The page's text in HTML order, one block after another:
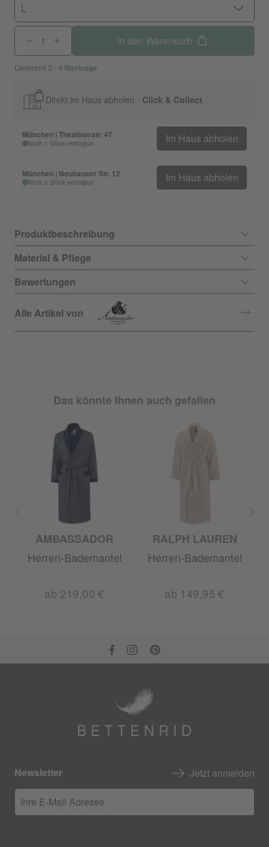
L
In den Warenkorb
Lieferzeit 2 - 4 Werktage
Direkt im Haus abholen - Click & Collect
München | Theatinerstr. 47
Noch 1 Stück verfügbar Im Haus abholen
München | Neuhauser Str. 12
Noch 2 Stück verfügbar Im Haus abholen
Produktbeschreibung
Material & Pflege
Bewertungen
Alle Artikel von
Das könnte Ihnen auch gefallen
AMBASSADOR
Herren-Bademantel
ab 219,00 €
RALPH LAUREN
Herren-Bademantel
ab 149,95 €
Newsletter Jetzt anmelden
Ihre E-Mail Adresse